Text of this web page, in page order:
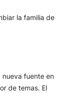
la familia de
nueva fuente en
de temas. El